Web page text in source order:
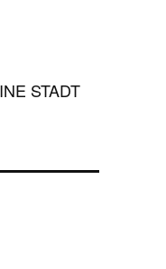
STADT